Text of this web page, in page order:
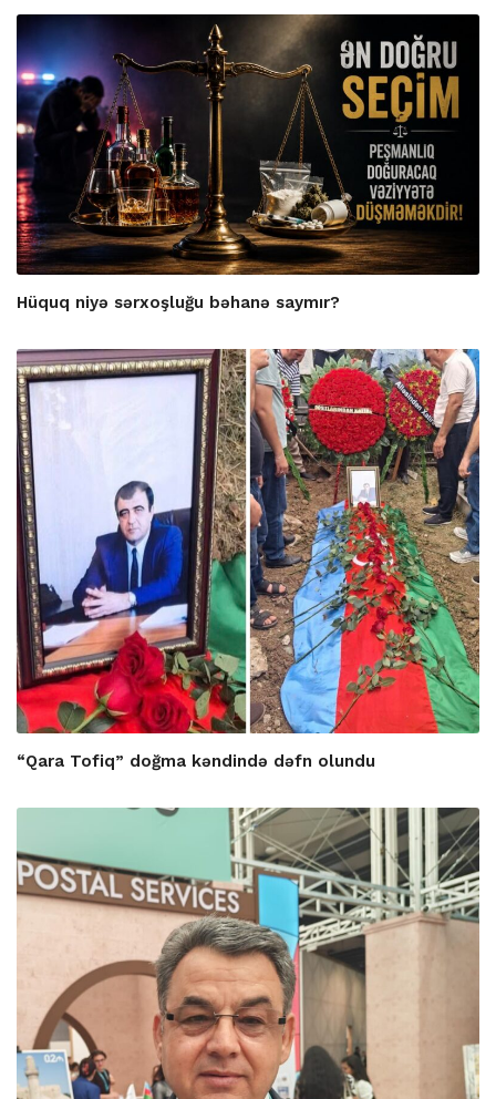
Hüquq niyə sərxoşluğu bəhanə saymır?
“Qara Tofiq” doğma kəndində dəfn olundu